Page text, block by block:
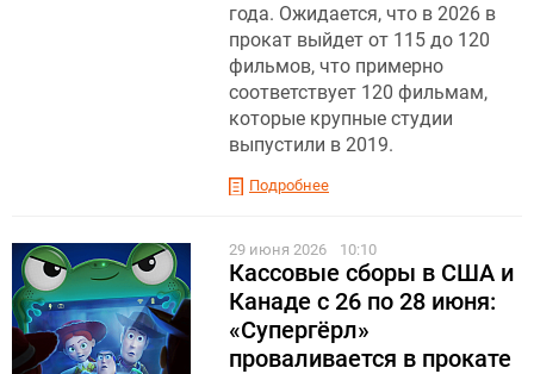
года. Ожидается, что в 2026 в
прокат выйдет от 115 до 120
фильмов, что примерно
соответствует 120 фильмам,
которые крупные студии
выпустили в 2019.
Подробнее
29 июня 2026 10:10
Кассовые сборы в США и
Канаде с 26 по 28 июня:
«Супергёрл»
проваливается в прокате